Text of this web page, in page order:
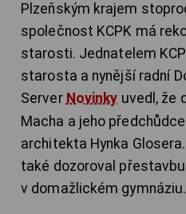
Plzeňským krajem
společnost KCPK má
starosti. Jednatelem
starosta a nynější radní
Server Novinky uvedl, že
Macha a jeho
architekta Hynka
také dozoroval
v domažlickém gymnáziu.